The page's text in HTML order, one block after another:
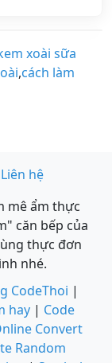
xoài sữa
,cách làm
Liên hệ
mê ẩm thực
căn bếp của
thực đơn
nhé.
CodeThoi |
hay| Code
Convert
Random